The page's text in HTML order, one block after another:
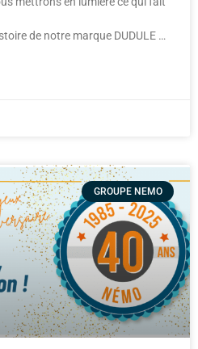
de notre marque DUDULE …
GROUPE NEMO